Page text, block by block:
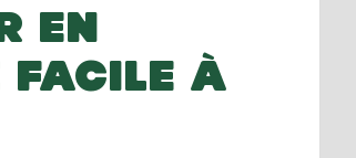
EN
FACILE À